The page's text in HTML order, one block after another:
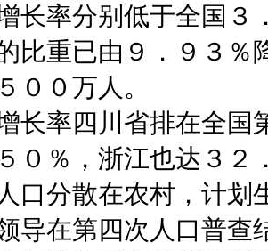
长率分别低于全国３
比重已由９．９３
００万人。
长率四川省排在全
０％，浙江也达３２
口分散在农村，计划
导在第四次人口普查